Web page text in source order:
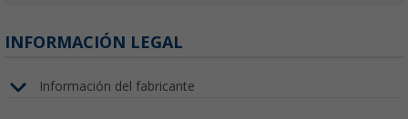
INFORMACIÓN LEGAL
Información del fabricante